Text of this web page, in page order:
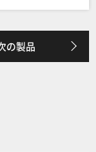
の製品